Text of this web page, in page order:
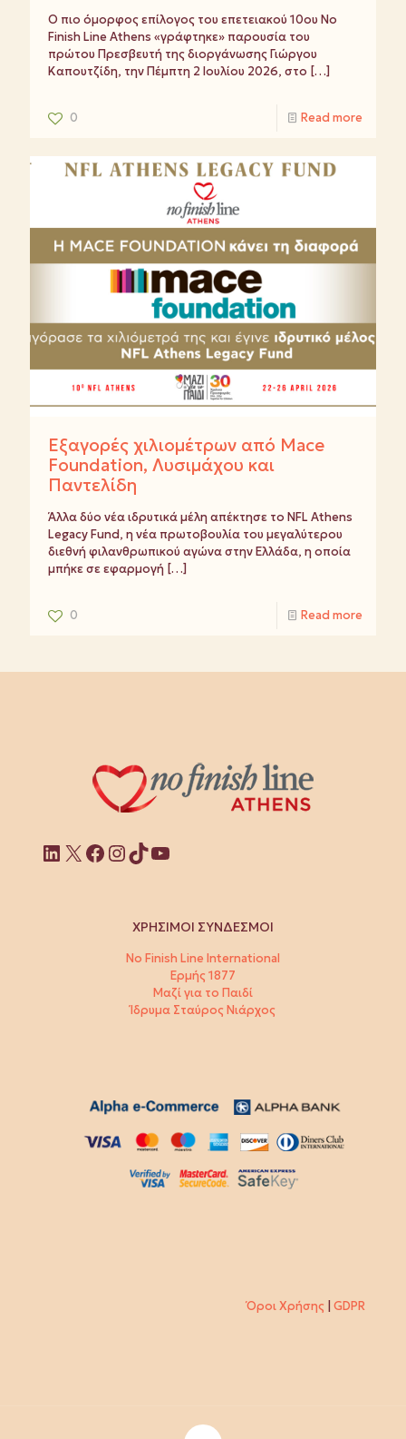
Ο πιο όμορφος επίλογος του επετειακού 10ου No
Finish Line Athens «γράφτηκε» παρουσία του
πρώτου Πρεσβευτή της διοργάνωσης Γιώργου
Καπουτζίδη, την Πέμπτη 2 Ιουλίου 2026, στο […]
0 Read more
Εξαγορές χιλιομέτρων από Mace
Foundation, Λυσιμάχου και
Παντελίδη
Άλλα δύο νέα ιδρυτικά μέλη απέκτησε το NFL Athens
Legacy Fund, η νέα πρωτοβουλία του μεγαλύτερου
διεθνή φιλανθρωπικού αγώνα στην Ελλάδα, η οποία
μπήκε σε εφαρμογή […]
0 Read more
Linkedin
X Facebook
Instagram
TikTok
YouTube
ΧΡΗΣΙΜΟΙ ΣΥΝΔΕΣΜΟΙ
No Finish Line International
Ερμής 1877
Μαζί για το Παιδί
Ίδρυμα Σταύρος Νιάρχος
Όροι Χρήσης GDPR